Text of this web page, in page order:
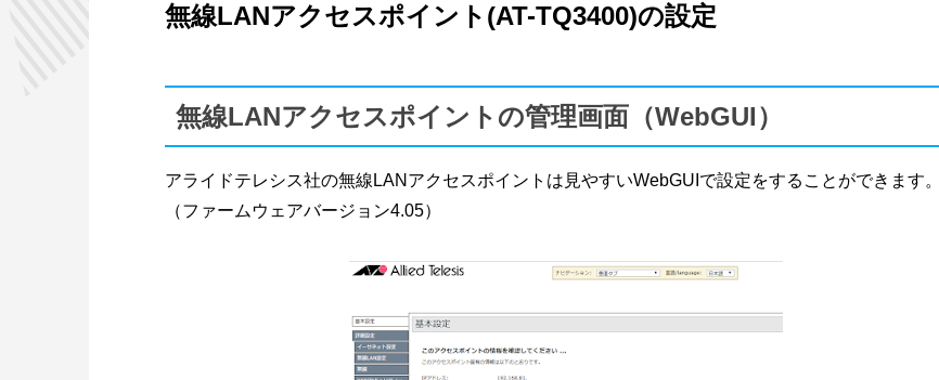
無線LANアクセスポイント(AT-TQ3400)の設定
無線LANアクセスポイントの管理画面（WebGUI）
アライドテレシス社の無線LANアクセスポイントは見やすいWebGUIで設定をすることができます。
（ファームウェアバージョン4.05）